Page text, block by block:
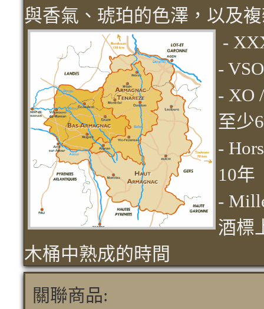
與香氣、琥珀的色澤，以及
-
-
- XO
至少
-
10年
-
酒標
木桶中熟成的時間
關聯商品: